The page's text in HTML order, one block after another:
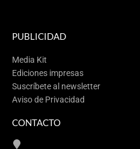
PUBLICIDAD
Media Kit
Ediciones impresas
Suscríbete al newsletter
Aviso de Privacidad
CONTACTO